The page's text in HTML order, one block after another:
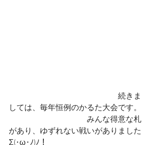
続きま
しては、毎年恒例のかるた大会です。
みんな得意な札
があり、ゆずれない戦いがありました
Σ(･ω･ﾉ)ﾉ！